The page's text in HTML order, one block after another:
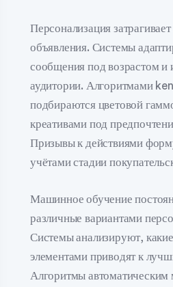
Персонализация
объявления. Системы
сообщения под возрастом и
аудитории. Алгоритмами
подбираются цветовой
креативами под
Призывы к действиями
учётами стадии
Машинное обучение
различные вариантами
Системы анализируют,
элементами приводят к
Алгоритмы